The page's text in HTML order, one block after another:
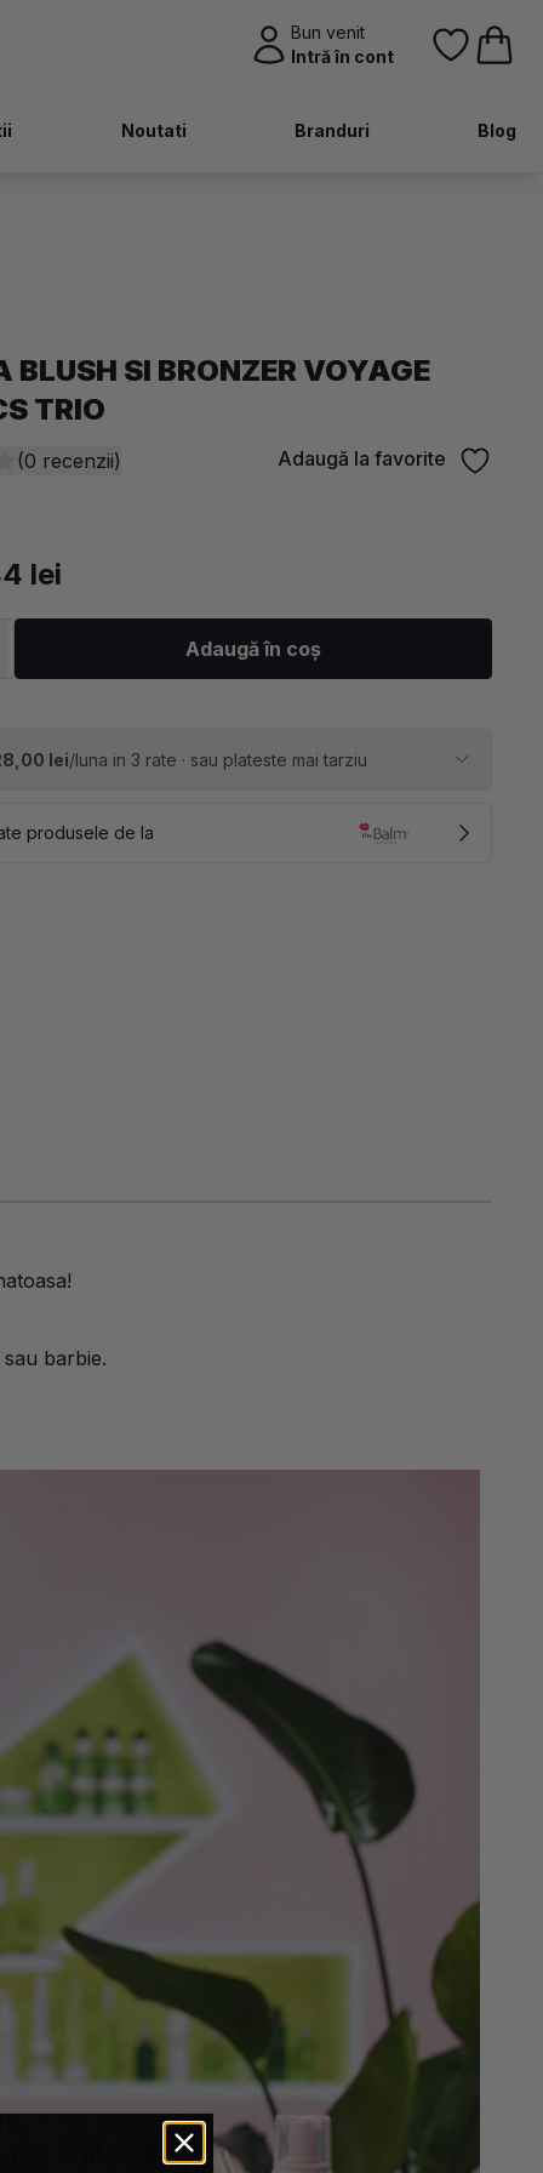
Bun venit
Intră în cont
Noutati Branduri Blog
BLUSH SI BRONZER VOYAGE
TRIO
(0 recenzii) Adaugă la favorite
lei
Adaugă în coș
lei/luna in 3 rate · sau plateste mai tarziu
produsele de la
barbie.